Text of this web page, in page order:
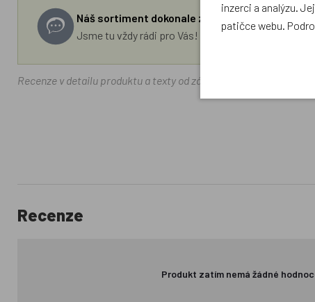
Náš sortiment dokonale známe a rádi Vám
Jsme tu vždy rádi pro Vás! Váš rodinný obchod
Recenze v detailu produktu a texty od zákazníků v poradně
Recenze
Produkt zatím nemá žádné
inzerci a analýzu.
patičce webu.